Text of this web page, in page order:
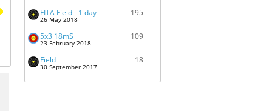
FITA Field - 1 day
26 May 2018
195
5x3 18mS
23 February 2018
109
Field
30 September 2017
18